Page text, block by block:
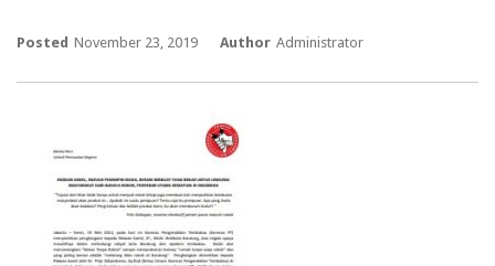
Posted November 23, 2019 Author Administrator